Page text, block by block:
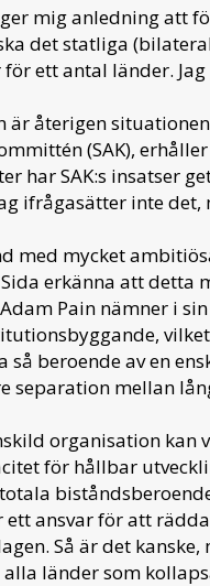
ger mig anledning att
det statliga
ett antal länder.
är återigen
(SAK),
har SAK:s insatser
ifrågasätter inte
med mycket
erkänna att detta
Pain nämner i
så beroende av en
separation mellan
organisation
för hållbar
ett ansvar för att
Så är det
länder som